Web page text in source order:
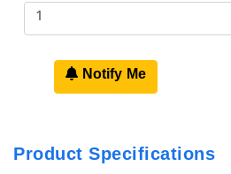
Notify Me
Product Specifications